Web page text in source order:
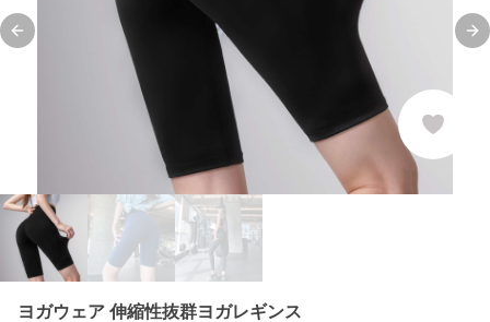
Previous slide
ヨガウェア 伸縮性抜群ヨガレギンス